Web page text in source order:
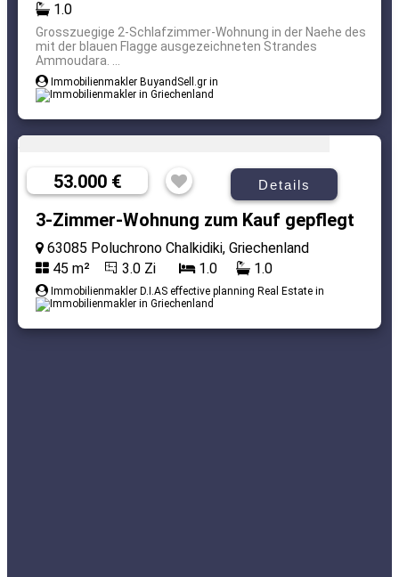
1.0
Grosszuegige 2-Schlafzimmer-Wohnung in der Naehe des
mit der blauen Flagge ausgezeichneten Strandes
Ammoudara. ...
Immobilienmakler BuyandSell.gr in
53.000 € Details
3-Zimmer-Wohnung zum Kauf gepflegt
63085 Poluchrono Chalkidiki, Griechenland
45 m²
3.0 Zi 1.0 1.0
Immobilienmakler D.I.AS effective planning Real Estate in